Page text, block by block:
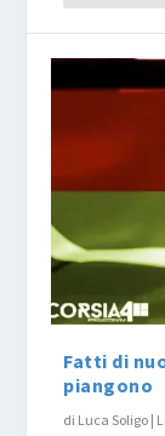
Fatti di
piangono
di Luca Soligo |